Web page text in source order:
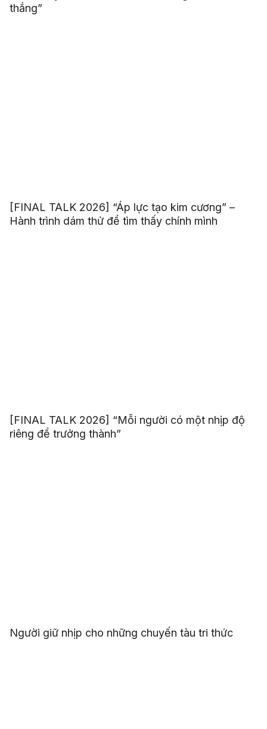
thắng”
[FINAL TALK 2026] “Áp lực tạo kim cương” –
Hành trình dám thử để tìm thấy chính mình
[FINAL TALK 2026] “Mỗi người có một nhịp độ
riêng để trưởng thành”
Người giữ nhịp cho những chuyến tàu tri thức